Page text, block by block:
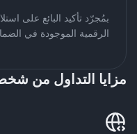
بمُجرّد تأكيد البائع على
الرقمية الموجودة في
مزايا التداول من